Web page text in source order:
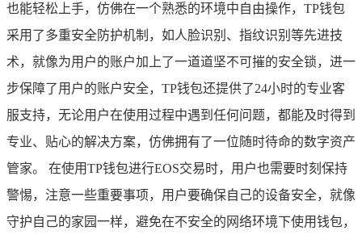
也能轻松上手，仿佛在一个熟悉的环境中自由操作，TP钱包
采用了多重安全防护机制，如人脸识别、指纹识别等先进技
术，就像为用户的账户加上了一道道坚不可摧的安全锁，进一
步保障了用户的账户安全，TP钱包还提供了24小时的专业客
服支持，无论用户在使用过程中遇到任何问题，都能及时得到
专业、贴心的解决方案，仿佛拥有了一位随时待命的数字资产
管家。 在使用TP钱包进行EOS交易时，用户也需要时刻保持
警惕，注意一些重要事项，用户要确保自己的设备安全，就像
守护自己的家园一样，避免在不安全的网络环境下使用钱包，